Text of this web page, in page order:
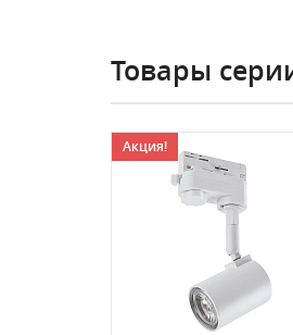
Товары
Акция!